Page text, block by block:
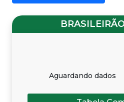
Aguardando dados